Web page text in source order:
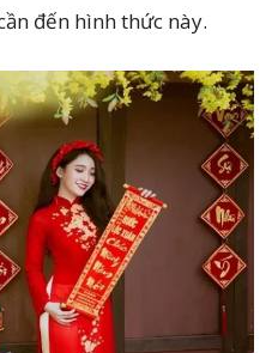
đến hình thức này.